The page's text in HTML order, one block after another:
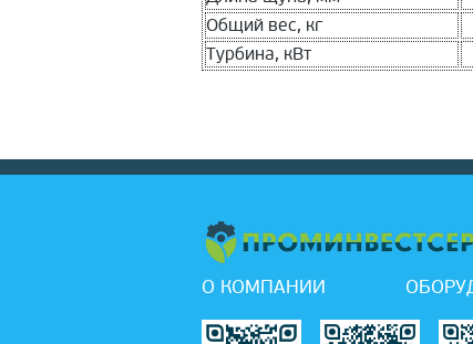
Общий вес, кг
Турбина, кВт
О КОМПАНИИ